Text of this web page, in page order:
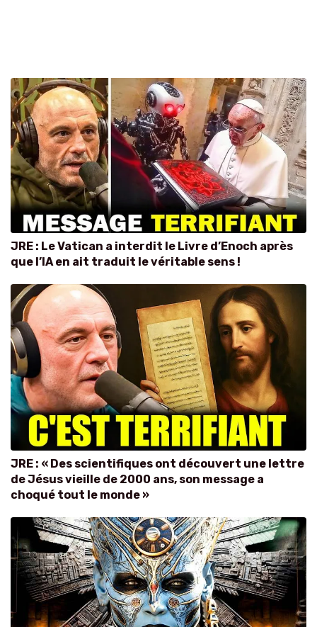
JRE : Le Vatican a interdit le Livre d’Enoch après
que l’IA en ait traduit le véritable sens !
JRE : « Des scientifiques ont découvert une lettre
de Jésus vieille de 2000 ans, son message a
choqué tout le monde »